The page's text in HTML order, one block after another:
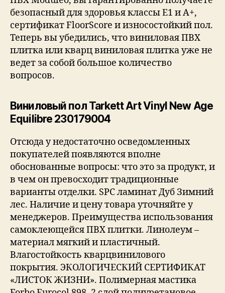
безопасный для здоровья классы E1 и A+,
сертификат FloorScore и износостойкий пол.
Теперь вы убедились, что виниловая ПВХ
плитка или кварц виниловая плитка уже не
ведет за собой большое количество
вопросов.
Виниловый пол Tarkett Art Vinyl New Age
Equilibre 230179004
Отсюда у недостаточно осведомленных
покупателей появляются вполне
обоснованные вопросы: что это за продукт, и
в чем он превосходит традиционные
варианты отделки. SPC ламинат Дуб Зимний
лес. Наличие и цену товара уточняйте у
менеджеров. Преимущества использования
самоклеющейся ПВХ плитки. Линолеум –
материал мягкий и пластичный.
Влагостойкость кварцвинилового
покрытия. ЭКОЛОГИЧЕСКИЙ СЕРТИФИКАТ
«ЛИСТОК ЖИЗНИ». Полимерная мастика